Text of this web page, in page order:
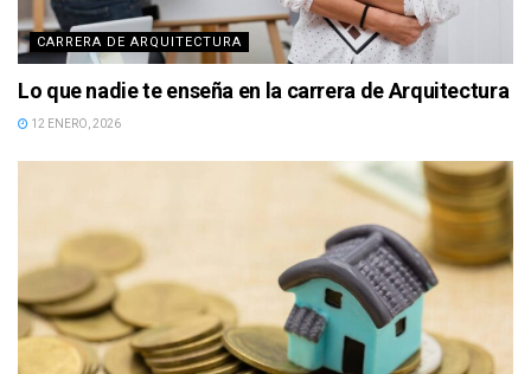
CARRERA DE ARQUITECTURA
Lo que nadie te enseña en la carrera de Arquitectura
12 ENERO, 2026